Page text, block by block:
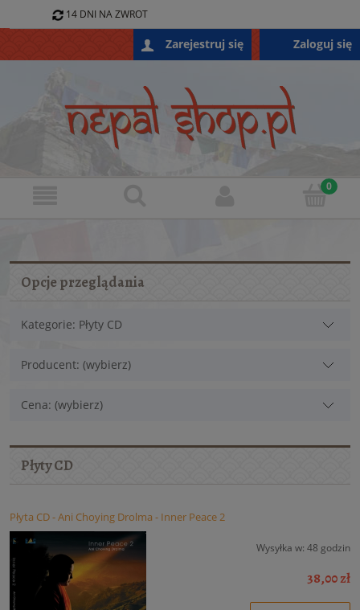
Zarejestruj się Zaloguj się
14 DNI NA ZWROT
Opcje przeglądania
Kategorie: Płyty CD
Producent: (wybierz)
Cena: (wybierz)
Płyty CD
Płyta CD - Ani Choying Drolma - Inner Peace 2
Wysyłka w: 48 godzin
38,00 zł